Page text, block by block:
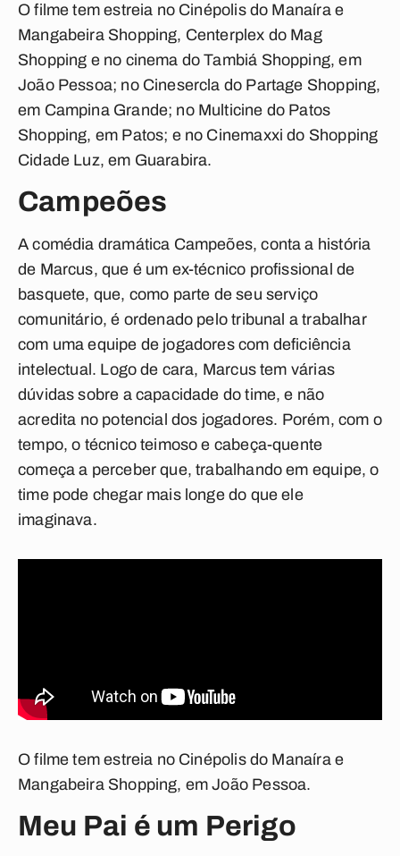
O filme tem estreia no Cinépolis do Manaíra e
Mangabeira Shopping, Centerplex do Mag
Shopping e no cinema do Tambiá Shopping, em
João Pessoa; no Cinesercla do Partage Shopping,
em Campina Grande; no Multicine do Patos
Shopping, em Patos; e no Cinemaxxi do Shopping
Cidade Luz, em Guarabira.
Campeões
A comédia dramática Campeões, conta a história
de Marcus, que é um ex-técnico profissional de
basquete, que, como parte de seu serviço
comunitário, é ordenado pelo tribunal a trabalhar
com uma equipe de jogadores com deficiência
intelectual. Logo de cara, Marcus tem várias
dúvidas sobre a capacidade do time, e não
acredita no potencial dos jogadores. Porém, com o
tempo, o técnico teimoso e cabeça-quente
começa a perceber que, trabalhando em equipe, o
time pode chegar mais longe do que ele
imaginava.
O filme tem estreia no Cinépolis do Manaíra e
Mangabeira Shopping, em João Pessoa.
Meu Pai é um Perigo